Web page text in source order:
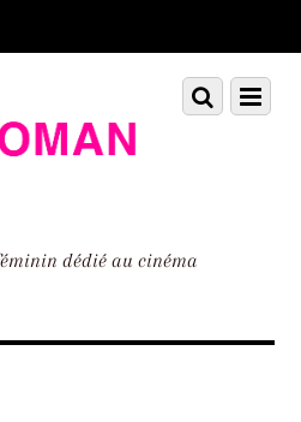
dédié au cinéma
Menu
Scroll
down